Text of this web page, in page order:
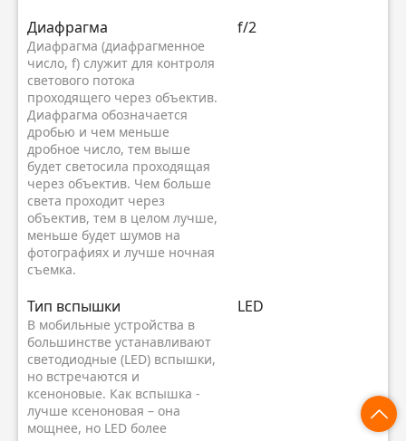
Диафрагма
Диафрагма (диафрагменное
число, f) служит для контроля
светового потока
проходящего через объектив.
Диафрагма обозначается
дробью и чем меньше
дробное число, тем выше
будет светосила проходящая
через объектив. Чем больше
света проходит через
объектив, тем в целом лучше,
меньше будет шумов на
фотографиях и лучше ночная
съемка.
f/2
Тип вспышки
В мобильные устройства в
большинстве устанавливают
светодиодные (LED) вспышки,
но встречаются и
ксеноновые. Как вспышка -
лучше ксеноновая – она
мощнее, но LED более
LED